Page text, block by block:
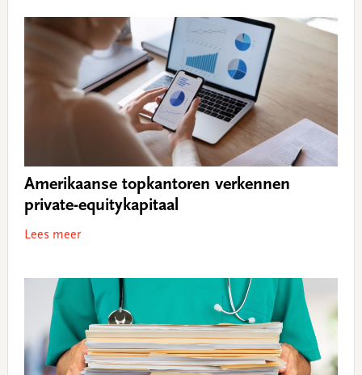
Amerikaanse topkantoren verkennen
private-equitykapitaal
Lees meer